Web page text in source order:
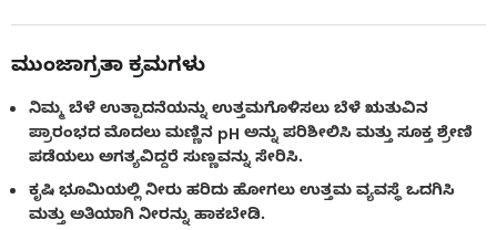
ಮುಂಜಾಗ್ರತಾ ಕ್ರಮಗಳು
ನಿಮ್ಮ ಬೆಳೆ ಉತ್ಪಾದನೆಯನ್ನು ಉತ್ತಮಗೊಳಿಸಲು ಬೆಳೆ ಋತುವಿನ
ಪ್ರಾರಂಭದ ಮೊದಲು ಮಣ್ಣಿನ pH ಅನ್ನು ಪರಿಶೀಲಿಸಿ ಮತ್ತು ಸೂಕ್ತ ಶ್ರೇಣಿ
ಪಡೆಯಲು ಅಗತ್ಯವಿದ್ದರೆ ಸುಣ್ಣವನ್ನು ಸೇರಿಸಿ.
ಕೃಷಿ ಭೂಮಿಯಲ್ಲಿ ನೀರು ಹರಿದು ಹೋಗಲು ಉತ್ತಮ ವ್ಯವಸ್ಥೆ ಒದಗಿಸಿ
ಮತ್ತು ಅತಿಯಾಗಿ ನೀರನ್ನು ಹಾಕಬೇಡಿ.